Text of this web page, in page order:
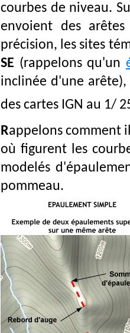
courbes de niveau.
envoient des
précision, les sites
SE (rappelons qu'un
inclinée d'une
des cartes IGN au 1/
Rappelons comment il est possible d'identifier un épaulement sur une carte
où figurent les
modelés
pommeau.